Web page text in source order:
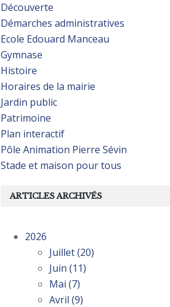
Découverte
Démarches administratives
Ecole Edouard Manceau
Gymnase
Histoire
Horaires de la mairie
Jardin public
Patrimoine
Plan interactif
Pôle Animation Pierre Sévin
Stade et maison pour tous
ARTICLES ARCHIVÉS
2026
Juillet(20)
Juin (11)
Mai (7)
Avril (9)